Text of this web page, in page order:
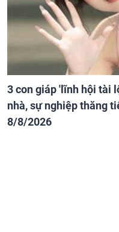
3 con giáp 'lĩnh hội tài
nhà, sự nghiệp thăng
8/8/2026